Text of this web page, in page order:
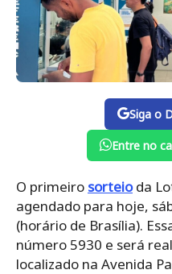
Siga o
Entre no
O primeiro sorteioda
agendado para hoje,
(horário de Brasília).
número 5930 e será
localizado na Avenida